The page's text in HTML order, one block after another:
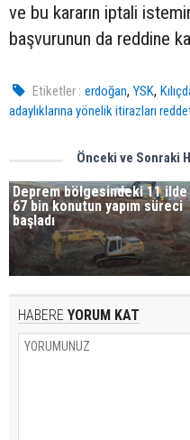
ve bu kararın iptali
başvurunun da reddine
Etiketler : erdoğan,YSK,
adaylıklarına yönelik itirazları
Önceki ve Sonraki
Deprem bölgesindeki 11 ilde
67 bin konutun yapım süreci
başladı
HABERE YORUM KAT